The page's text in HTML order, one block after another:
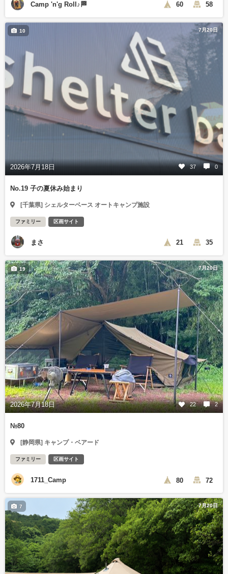
Camp 'n'g Roll♪🏁 60 58
7月20日
2026年7月18日 37 0
10
No.19 子の夏休み始まり
[千葉県] シェルターベース オートキャンプ施設
ファミリー 区画サイト
まさ 21 35
7月20日
2026年7月18日 22 2
19
№80
[静岡県] キャンプ・ベアード
ファミリー 区画サイト
1711_Camp 80 72
7月20日
7